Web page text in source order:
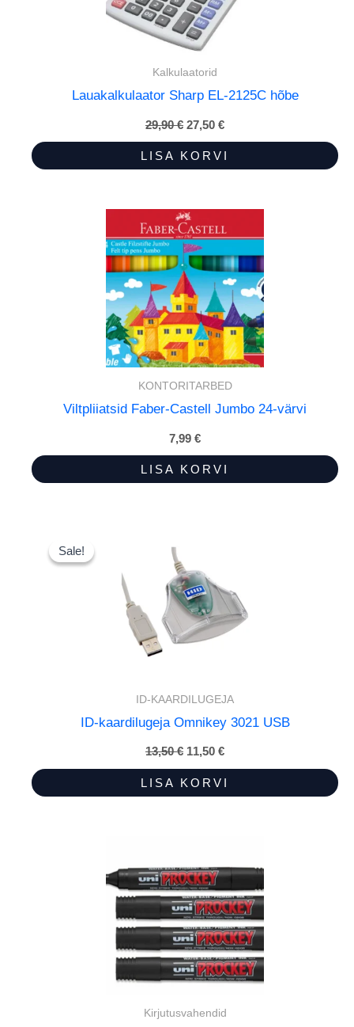
Kalkulaatorid
Lauakalkulaator Sharp EL-2125C hõbe
29,90€ Algne
hind
oli:
29,90 €.
27,50 €Praegune
hind
on:
27,50 €.
LISA KORVI
KONTORITARBED
Viltpliiatsid Faber-Castell Jumbo 24-värvi
7,99 €
LISA KORVI
Sale!
Sale!
ID-KAARDILUGEJA
ID-kaardilugeja Omnikey 3021 USB
13,50€ Algne
hind
oli:
13,50 €.
11,50 €Praegune
hind
on:
11,50 €.
LISA KORVI
Kirjutusvahendid